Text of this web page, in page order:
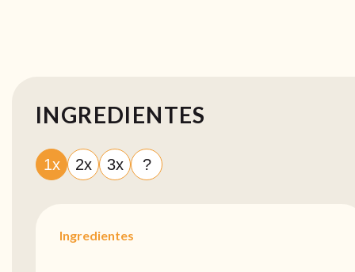
INGREDIENTES
1x 2x 3x ?
Ingredientes